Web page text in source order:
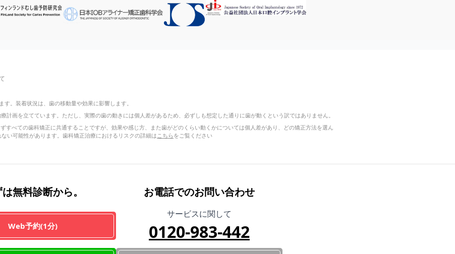
。装着状況は、歯の移動量や効果に影響します。
計画を立てています。ただし、実際の歯の動きには個人差があるため、必ずしも想定した通りに歯が動くという訳ではありません。
すべての歯科矯正に共通することですが、効果や感じ方、また歯がどのくらい動くかについては個人差があり、どの矯正方法を選ん
い可能性があります。歯科矯正治療におけるリスクの詳細はこちらをご覧ください
無料診断から。
Web予約(1分)
お電話でのお問い合わせ
サービスに関して
0120-983-442